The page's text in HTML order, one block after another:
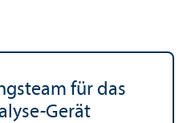
für das
Gerät